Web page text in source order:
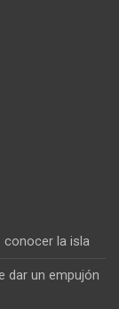
conocer la isla
dar un empujón